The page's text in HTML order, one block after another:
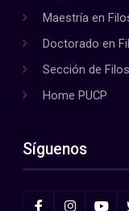
Maestría en
Doctorado en
Sección de
Home PUCP
Síguenos